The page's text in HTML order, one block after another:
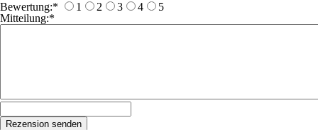
Bewertung:* 1 2 3 4
5
Mitteilung:*